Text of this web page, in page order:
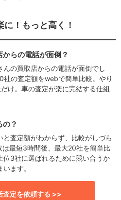
！もっと高く！
らの電話が面倒？
の買取店からの電話が面倒でし
社の査定額をwebで簡単比較。やり
け。車の査定が楽に完結する仕組
？
査定額がわからず、比較がしづら
最短3時間後、最大20社を簡単比
位3社に選ばれるために競い合うか
ます。
査定を依頼する >>